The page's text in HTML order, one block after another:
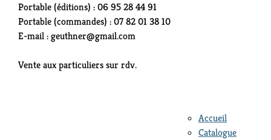
Portable (éditions) : 06 95 28 44 91
Portable (commandes) : 07 82 01 38 10
E-mail : geuthner@gmail.com
Vente aux particuliers sur rdv.
Accueil
Catalogue